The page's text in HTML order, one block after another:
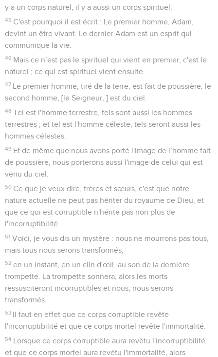
y a un corps naturel, il y a aussi un corps spirituel.
45 C'est pourquoi il est écrit : Le premier homme, Adam,
devint un être vivant. Le dernier Adam est un esprit qui
communique la vie.
46 Mais ce n’est pas le spirituel qui vient en premier, c'est le
naturel ; ce qui est spirituel vient ensuite.
47 Le premier homme, tiré de la terre, est fait de poussière, le
second homme, [le Seigneur, ] est du ciel.
48 Tel est l'homme terrestre, tels sont aussi les hommes
terrestres ; et tel est l'homme céleste, tels seront aussi les
hommes célestes.
49 Et de même que nous avons porté l'image de l’homme fait
de poussière, nous porterons aussi l'image de celui qui est
venu du ciel.
50 Ce que je veux dire, frères et sœurs, c'est que notre
nature actuelle ne peut pas hériter du royaume de Dieu, et
que ce qui est corruptible n'hérite pas non plus de
l'incorruptibilité.
51 Voici, je vous dis un mystère : nous ne mourrons pas tous,
mais tous nous serons transformés,
52 en un instant, en un clin d'œil, au son de la dernière
trompette. La trompette sonnera, alors les morts
ressusciteront incorruptibles et nous, nous serons
transformés.
53 Il faut en effet que ce corps corruptible revête
l'incorruptibilité et que ce corps mortel revête l'immortalité.
54 Lorsque ce corps corruptible aura revêtu l'incorruptibilité
et que ce corps mortel aura revêtu l'immortalité, alors